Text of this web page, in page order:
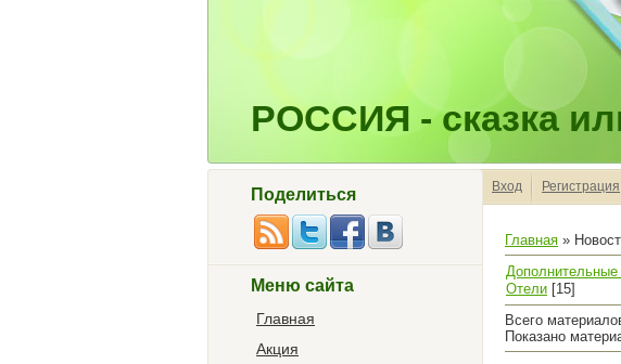
РОССИЯ - сказка
Поделиться
Меню сайта
Главная
Акция
Вход Регистрация
Главная »
Дополнительные
Отели [15]
Всего
Показано